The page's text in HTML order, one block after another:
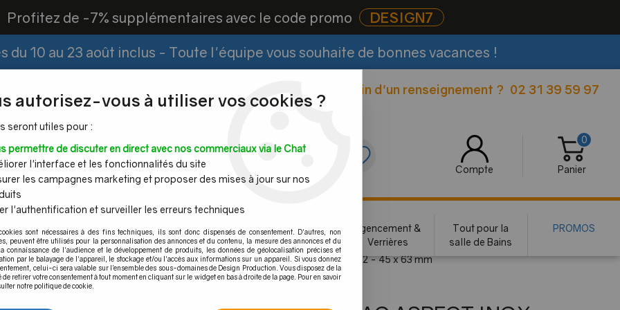
Profitez de -7% supplémentaires avec le code promo DESIGN7
du 10 au 23 août inclus - Toute l'équipe vous souhaite de bonnes vacances !
Besoin d'un renseignement ? 02 31 39 59 97
Espace PRO
Compte
0
Panier
Mains
Tubes et
barres inox
Câble inox &
filet inox
Quincaillerie
pour porte
Agencement &
Verrières
Tout pour la
salle de Bains
PROMOS
Dimensions 45 x 63 mm >Pince à verre Zamac Aspect inox Brossé - Modèle 02 - 45 x 63 mm
autorisez-vous à utiliser vos cookies ?
seront utiles pour :
permettre de discuter en direct avec nos commerciaux via le Chat
l'interface et les fonctionnalités du site
les campagnes marketing et proposer des mises à jour sur nos
l'authentification et surveiller les erreurs techniques
sont nécessaires à des fins techniques, ils sont donc dispensés de consentement. D'autres, non
peuvent être utilisés pour la personnalisation des annonces et du contenu, la mesure des annonces et du
connaissance de l'audience et le développement de produits, les données de géolocalisation précises et
par le balayage de l'appareil, le stockage et/ou l'accès aux informations sur un appareil. Si vous donnez
celui-ci sera valable sur l’ensemble des sous-domaines de Design Production. Vous disposez de la
retirer votre consentement à tout moment en cliquant sur le widget en bas à droite de la page. Pour en savoir
notre politique de cookie.